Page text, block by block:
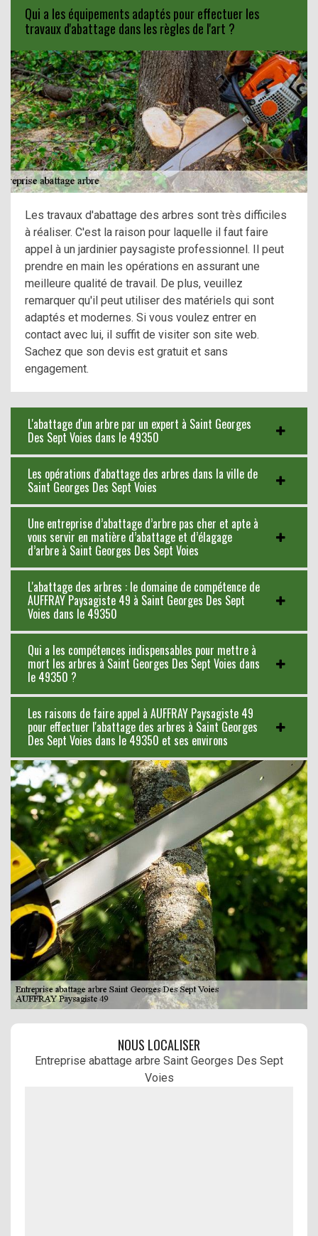
Qui a les équipements adaptés pour effectuer les
travaux d'abattage dans les règles de l'art ?
Les travaux d'abattage des arbres sont très difficiles
à réaliser. C'est la raison pour laquelle il faut faire
appel à un jardinier paysagiste professionnel. Il peut
prendre en main les opérations en assurant une
meilleure qualité de travail. De plus, veuillez
remarquer qu'il peut utiliser des matériels qui sont
adaptés et modernes. Si vous voulez entrer en
contact avec lui, il suffit de visiter son site web.
Sachez que son devis est gratuit et sans
engagement.
L'abattage d'un arbre par un expert à Saint Georges
Des Sept Voies dans le 49350
Les opérations d'abattage des arbres dans la ville de
Saint Georges Des Sept Voies
Une entreprise d’abattage d’arbre pas cher et apte à
vous servir en matière d’abattage et d’élagage
d’arbre à Saint Georges Des Sept Voies
L'abattage des arbres : le domaine de compétence de
AUFFRAY Paysagiste 49 à Saint Georges Des Sept
Voies dans le 49350
Qui a les compétences indispensables pour mettre à
mort les arbres à Saint Georges Des Sept Voies dans
le 49350 ?
Les raisons de faire appel à AUFFRAY Paysagiste 49
pour effectuer l'abattage des arbres à Saint Georges
Des Sept Voies dans le 49350 et ses environs
NOUS LOCALISER
Entreprise abattage arbre Saint Georges Des Sept
Voies